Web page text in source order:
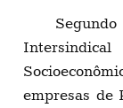
empresas de